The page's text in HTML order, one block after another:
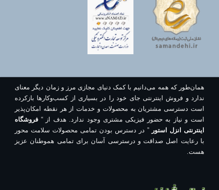
همان‌طور که همه می‌دانیم با کمک دنیای مجازی مرز و زمان دیگر معنای
ندارد و فروش اینترنتی جای خود را در بسیاری از کسب‌وکارها بازکرده
است دسترسی مشتریان به محصولات و خدمات از هر نقطه امکان‌پذیر
است و نیاز به حضور فیزیکی مشتری وجود ندارد. هدف از “ فروشگاه
اینترنتی انزل استور ” در دسترس بودن تمامی محصولات سلامت محور
با رعایت اصل صداقت و درسترسی آسان برای تمامی هموطنان عزیز
هست.